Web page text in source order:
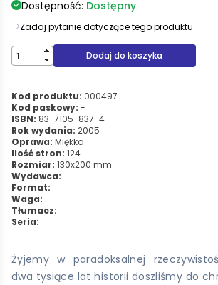
Dostępność: Dostępny
Zadaj pytanie dotyczące tego produktu
Dodaj do koszyka
Kod produktu: 000497
Kod paskowy: -
ISBN: 83-7105-837-4
Rok wydania: 2005
Oprawa: Miękka
Ilość stron: 124
Rozmiar: 130x200 mm
Wydawca:
Format:
Waga:
Tłumacz:
Seria:
Żyjemy w paradoksalnej
dwa tysiące lat historii doszliśmy do